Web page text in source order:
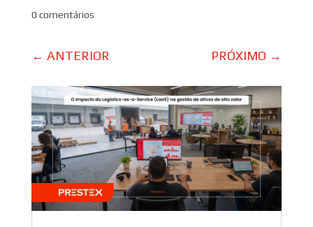
0 comentários
← ANTERIOR PRÓXIMO →